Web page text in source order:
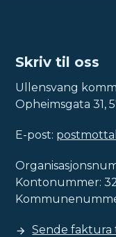
Skriv til oss
Ullensvang
Opheimsgata 31,
E-post:
Kontonummer:
Sende